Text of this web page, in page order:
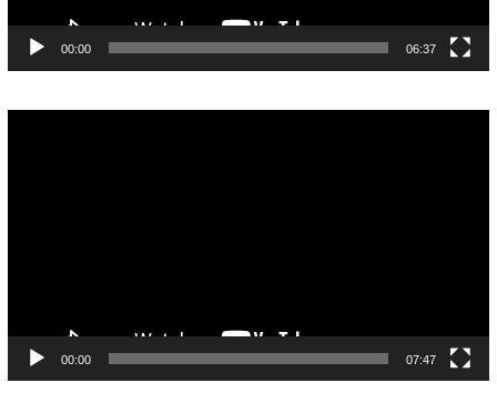
00:00 06:37
00:00 07:47